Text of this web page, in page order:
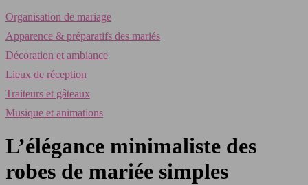
Organisation de mariage
Apparence & préparatifs des mariés
Décoration et ambiance
Lieux de réception
Traiteurs et gâteaux
Musique et animations
L’élégance minimaliste des
robes de mariée simples